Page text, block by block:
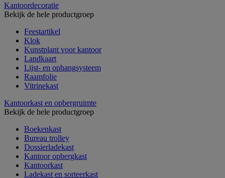
Kantoordecoratie
Bekijk de hele productgroep
Feestartikel
Klok
Kunstplant voor kantoor
Landkaart
Lijst- en ophangsysteem
Raamfolie
Vitrinekast
Kantoorkast en opbergruimte
Bekijk de hele productgroep
Boekenkast
Bureau trolley
Dossierladekast
Kantoor opbergkast
Kantoorkast
Ladekast en sorteerkast